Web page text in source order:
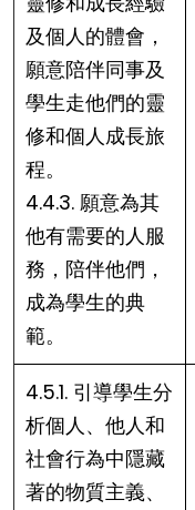
及個人的體會，
願意陪伴同事及
學生走他們的靈
修和個人成長旅
程。
4.4.3. 願意為其
他有需要的人服
務，陪伴他們，
成為學生的典
範。
4.5.1. 引導學生分
析個人、他人和
社會行為中隱藏
著的物質主義、